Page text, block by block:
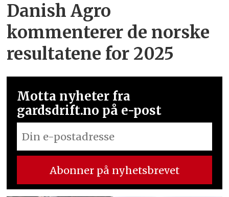
Danish Agro
kommenterer de norske
resultatene for 2025
Motta nyheter fra
gardsdrift.no på e-post